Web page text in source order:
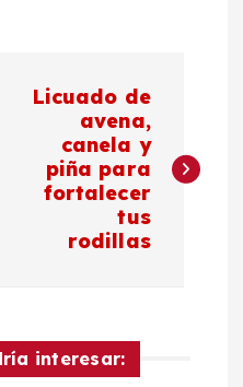
Licuado de
avena,
canela y
piña para
fortalecer
tus
rodillas
interesar: